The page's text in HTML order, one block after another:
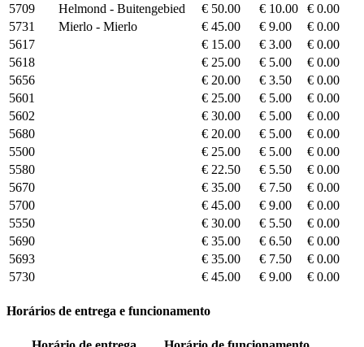
5709
Helmond - Buitengebied € 50.00 € 10.00
€ 0.00
5731
Mierlo - Mierlo € 45.00 € 9.00
€ 0.00
5617
€ 15.00 € 3.00
€ 0.00
5618
€ 25.00 € 5.00
€ 0.00
5656
€ 20.00 € 3.50
€ 0.00
5601
€ 25.00 € 5.00
€ 0.00
5602
€ 30.00 € 5.00
€ 0.00
5680
€ 20.00 € 5.00
€ 0.00
5500
€ 25.00 € 5.00
€ 0.00
5580
€ 22.50 € 5.50
€ 0.00
5670
€ 35.00 € 7.50
€ 0.00
5700
€ 45.00 € 9.00
€ 0.00
5550
€ 30.00 € 5.50
€ 0.00
5690
€ 35.00 € 6.50
€ 0.00
5693
€ 35.00 € 7.50
€ 0.00
5730
€ 45.00 € 9.00 € 0.00
Horários de entrega e funcionamento